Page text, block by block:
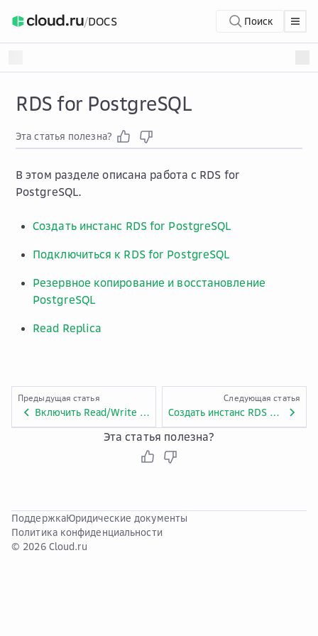
/DOCS Поиск
RDS for PostgreSQL
Эта статья полезна?
В этом разделе описана работа с RDS for
PostgreSQL.
Создать инстанс RDS for PostgreSQL
Подключиться к RDS for PostgreSQL
Резервное копирование и восстановление
PostgreSQL
Read Replica
Предыдущая статья
Включить Read/Write Splitting
Следующая статья
Создать инстанс RDS for PostgreSQL
Эта статья полезна?
ПоддержкаЮридические документы
Политика конфиденциальности
© 2026 Cloud.ru